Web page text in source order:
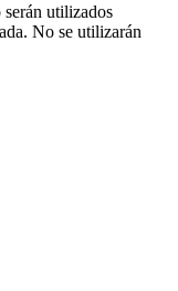
utilizados
No se utilizarán